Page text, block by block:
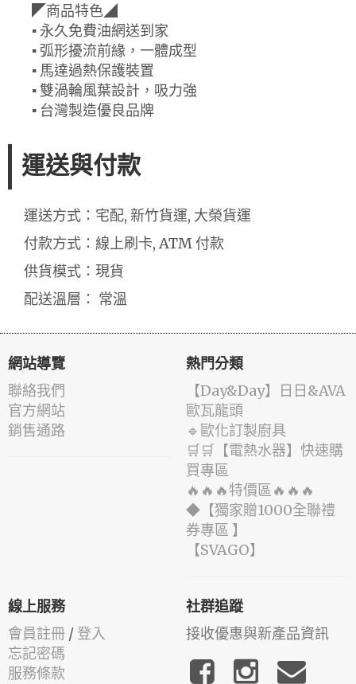
◤商品特色◢
▪ 永久免費油網送到家
▪ 弧形擾流前緣，一體成型
▪ 馬達過熱保護裝置
▪ 雙渦輪風葉設計，吸力強
▪ 台灣製造優良品牌
運送與付款
運送方式：宅配, 新竹貨運, 大榮貨運
付款方式：線上刷卡, ATM 付款
供貨模式：現貨
配送溫層： 常溫
網站導覽
聯絡我們
官方網站
銷售通路
熱門分類
️【Day&Day】️日日&AVA
歐瓦龍頭
🔹歐化訂製廚具
🛒🛒【電熱水器】快速購
買專區
🔥🔥🔥特價區🔥🔥🔥
◆【獨家贈1000全聯禮
券專區 】
️【SVAGO】️
線上服務
會員註冊 / 登入
忘記密碼
服務條款
社群追蹤
接收優惠與新產品資訊